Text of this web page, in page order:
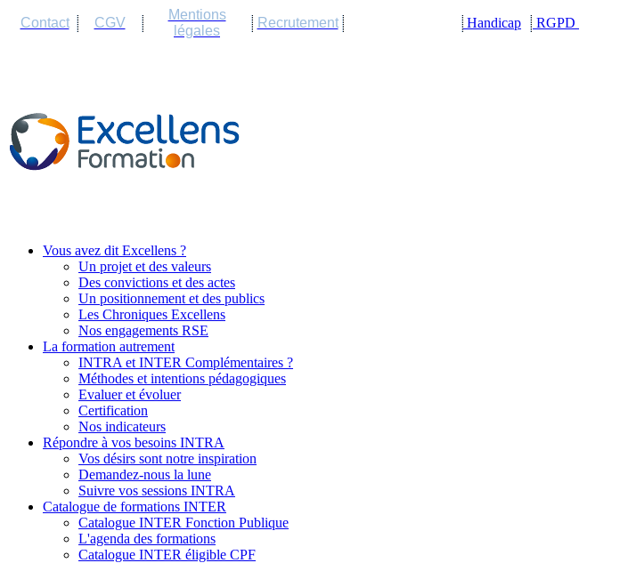
Contact CGV
Mentions
légales
Recrutement Handicap RGPD
Vous avez dit Excellens ?
Un projet et des valeurs
Des convictions et des actes
Un positionnement et des publics
Les Chroniques Excellens
Nos engagements RSE
La formation autrement
INTRA et INTER Complémentaires ?
Méthodes et intentions pédagogiques
Evaluer et évoluer
Certification
Nos indicateurs
Répondre à vos besoins INTRA
Vos désirs sont notre inspiration
Demandez-nous la lune
Suivre vos sessions INTRA
Catalogue de formations INTER
Catalogue INTER Fonction Publique
L'agenda des formations
Catalogue INTER éligible CPF